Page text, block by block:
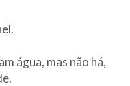
água, mas não há,